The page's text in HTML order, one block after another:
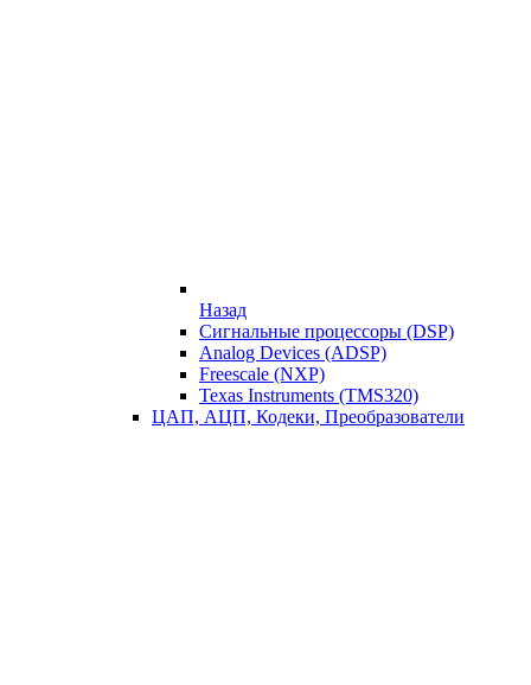
Назад
Сигнальные процессоры (DSP)
Analog Devices (ADSP)
Freescale (NXP)
Texas Instruments (TMS320)
ЦАП, АЦП, Кодеки, Преобразователи